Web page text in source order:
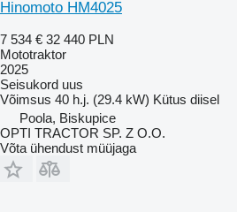
Hinomoto HM4025
7 534 € 32 440 PLN
Mototraktor
2025
Seisukord uus
Võimsus 40 h.j. (29.4 kW) Kütus diisel
Poola, Biskupice
OPTI TRACTOR SP. Z O.O.
Võta ühendust müüjaga